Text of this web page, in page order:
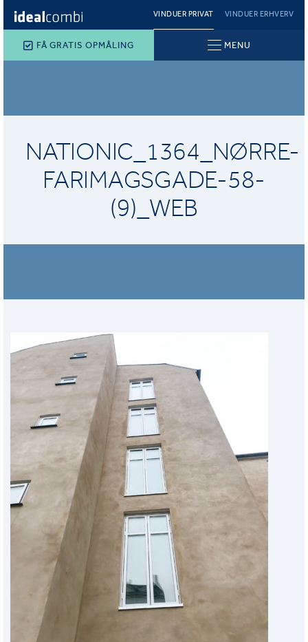
VINDUER PRIVAT VINDUER ERHVERV
FÅ GRATIS OPMÅLING MENU
NATIONIC_1364_NØRRE-
FARIMAGSGADE-58-
(9)_WEB